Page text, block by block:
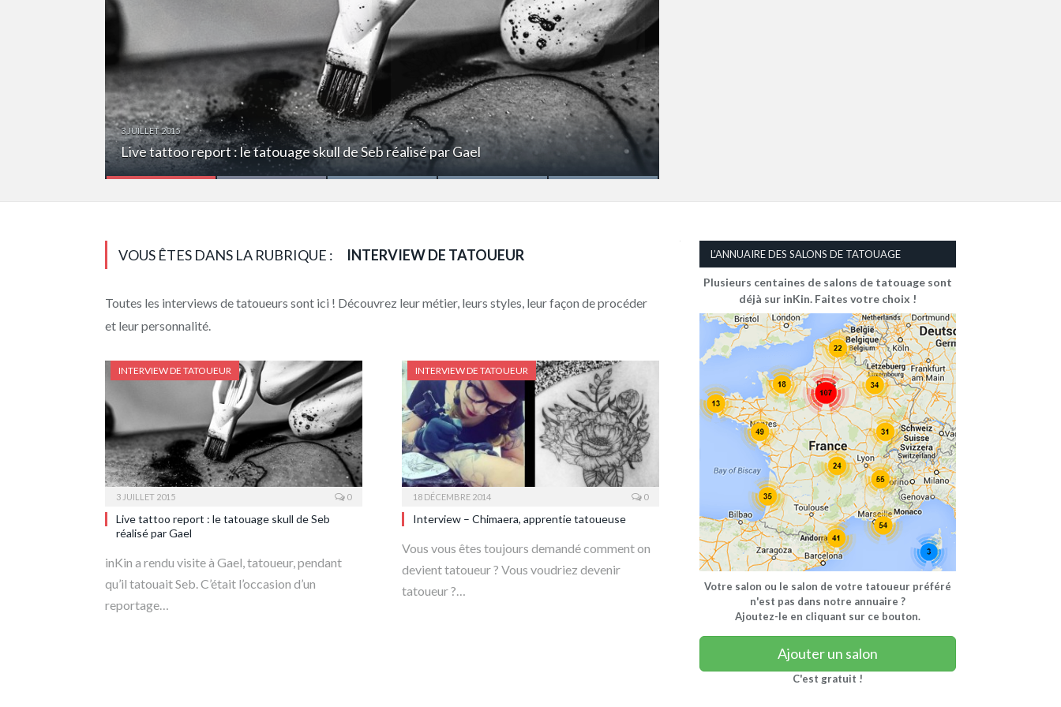
3 JUILLET 2015
Live tattoo report : le tatouage skull de Seb réalisé par Gael
18 DÉCEMBRE 2014
Interview – Chimaera, apprentie tatoueuse
VOUS ÊTES DANS LA RUBRIQUE : INTERVIEW DE TATOUEUR
Toutes les interviews de tatoueurs sont ici ! Découvrez leur métier, leurs styles, leur façon de procéder
et leur personnalité.
INTERVIEW DE TATOUEUR
3 JUILLET 2015 0
Live tattoo report : le tatouage skull de Seb
réalisé par Gael
inKin a rendu visite à Gael, tatoueur, pendant
qu’il tatouait Seb. C’était l’occasion d’un
reportage…
INTERVIEW DE TATOUEUR
18 DÉCEMBRE 2014 0
Interview – Chimaera, apprentie tatoueuse
Vous vous êtes toujours demandé comment on
devient tatoueur ? Vous voudriez devenir
tatoueur ?…
L’ANNUAIRE DES SALONS DE TATOUAGE
Plusieurs centaines de salons de tatouage sont
déjà sur inKin. Faites votre choix !
Votre salon ou le salon de votre tatoueur préféré
n'est pas dans notre annuaire ?
Ajoutez-le en cliquant sur ce bouton.
Ajouter un salon
C'est gratuit !